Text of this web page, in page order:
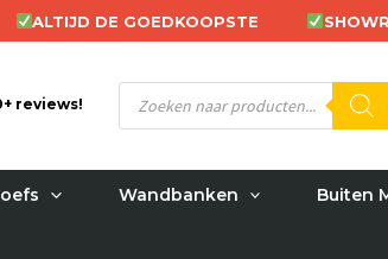
ALTIJD DE GOEDKOOPSTE
reviews!
Producten
zoeken
Wandbanken Buiten